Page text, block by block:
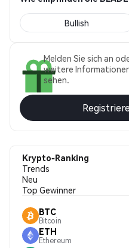
Bullish
Melden Sie sich an
weitere
sehen.
Krypto-Ranking
Trends
Neu
Top Gewinner
BTC
Bitcoin
ETH
Ethereum